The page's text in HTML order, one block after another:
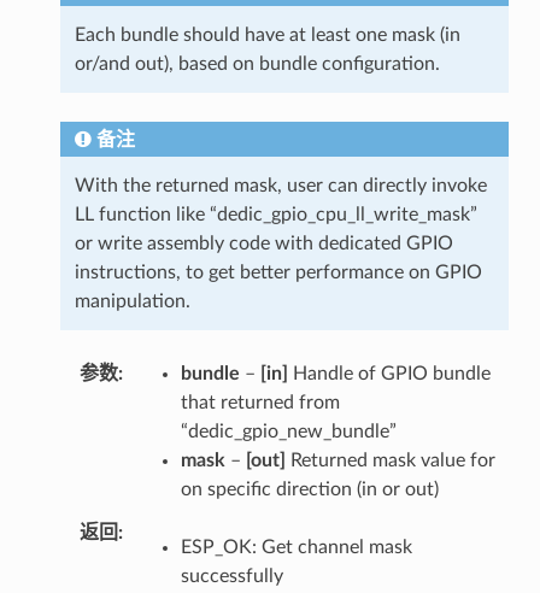
Each bundle should have at least one mask (in
or/and out), based on bundle configuration.
备注
With the returned mask, user can directly invoke
LL function like “dedic_gpio_cpu_ll_write_mask”
or write assembly code with dedicated GPIO
instructions, to get better performance on GPIO
manipulation.
参数 bundle – [in]
Handle of GPIO bundle
that returned from
“dedic_gpio_new_bundle”
mask – [out]
Returned mask value for
on specific direction (in or out)
返回
ESP_OK: Get channel mask
successfully